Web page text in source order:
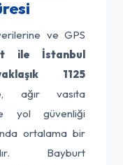
ve GPS
ile İstanbul
1125
ağır vasıta
yol güvenliği
ortalama bir
Bayburt